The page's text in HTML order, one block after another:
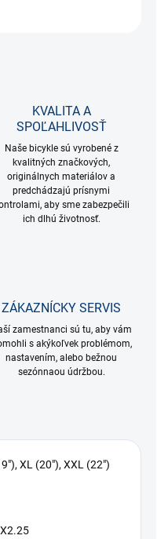
KVALITA A
SPOĽAHLIVOSŤ
Naše bicykle sú vyrobené z
kvalitných značkových,
originálnych materiálov a
predchádzajú prísnymi
aby sme zabezpečili
ich dlhú životnosť.
ZÁKAZNÍCKY SERVIS
zamestnanci sú tu, aby vám
s akýkoľvek problémom,
nastavením, alebo bežnou
sezónnaou údržbou.
XL (20"), XXL (22")